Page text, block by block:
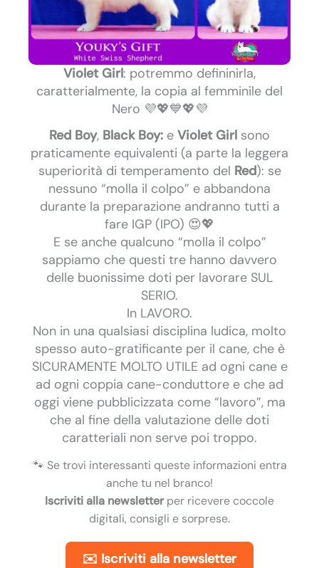
Violet Girl: potremmo defininirla,
caratterialmente, la copia al femminile del
Nero 💜💖💙💖💜
Red Boy, Black Boy: e Violet Girl sono
praticamente equivalenti (a parte la leggera
superiorità di temperamento del Red): se
nessuno “molla il colpo” e abbandona
durante la preparazione andranno tutti a
fare IGP (IPO) 😍💖
E se anche qualcuno “molla il colpo”
sappiamo che questi tre hanno davvero
delle buonissime doti per lavorare SUL
SERIO.
In LAVORO.
Non in una qualsiasi disciplina ludica, molto
spesso auto-gratificante per il cane, che è
SICURAMENTE MOLTO UTILE ad ogni cane e
ad ogni coppia cane-conduttore e che ad
oggi viene pubblicizzata come “lavoro”, ma
che al fine della valutazione delle doti
caratteriali non serve poi troppo.
🐾 Se trovi interessanti queste informazioni entra
anche tu nel branco!
Iscriviti alla newsletterper ricevere coccole
digitali, consigli e sorprese.
✉️ Iscriviti alla newsletter